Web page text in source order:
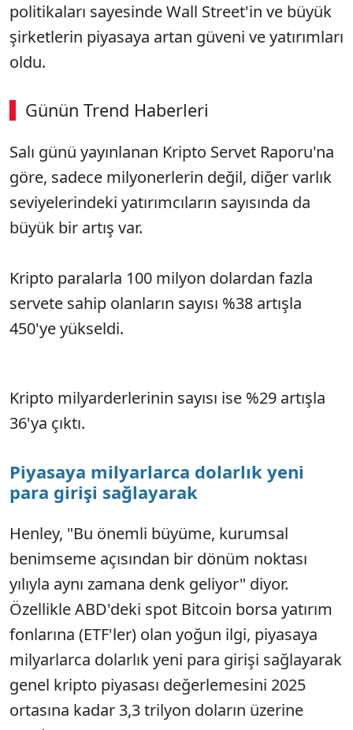
politikaları sayesinde Wall Street'in ve büyük
şirketlerin piyasaya artan güveni ve yatırımları
oldu.
Günün Trend Haberleri
00:02 / 08:06
Sesi Aç
Salı günü yayınlanan Kripto Servet Raporu'na
göre, sadece milyonerlerin değil, diğer varlık
seviyelerindeki yatırımcıların sayısında da
büyük bir artış var.
Kripto paralarla 100 milyon dolardan fazla
servete sahip olanların sayısı %38 artışla
450'ye yükseldi.
Kripto milyarderlerinin sayısı ise %29 artışla
36'ya çıktı.
Piyasaya milyarlarca dolarlık yeni
para girişi sağlayarak
Henley, "Bu önemli büyüme, kurumsal
benimseme açısından bir dönüm noktası
yılıyla aynı zamana denk geliyor" diyor.
Özellikle ABD'deki spot Bitcoin borsa yatırım
fonlarına (ETF'ler) olan yoğun ilgi, piyasaya
milyarlarca dolarlık yeni para girişi sağlayarak
genel kripto piyasası değerlemesini 2025
ortasına kadar 3,3 trilyon doların üzerine